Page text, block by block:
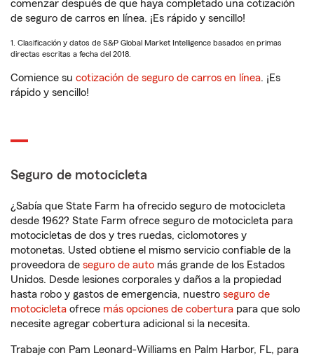
comenzar después de que haya completado una cotización
de seguro de carros en línea. ¡Es rápido y sencillo!
1. Clasificación y datos de S&P Global Market Intelligence basados en primas
directas escritas a fecha del 2018.
Comience su cotización de seguro de carros en línea. ¡Es
rápido y sencillo!
Seguro de motocicleta
¿Sabía que State Farm ha ofrecido seguro de motocicleta
desde 1962? State Farm ofrece seguro de motocicleta para
motocicletas de dos y tres ruedas, ciclomotores y
motonetas. Usted obtiene el mismo servicio confiable de la
proveedora de seguro de auto más grande de los Estados
Unidos. Desde lesiones corporales y daños a la propiedad
hasta robo y gastos de emergencia, nuestro seguro de
motocicleta ofrece más opciones de cobertura para que solo
necesite agregar cobertura adicional si la necesita.
Trabaje con Pam Leonard-Williams en Palm Harbor, FL, para